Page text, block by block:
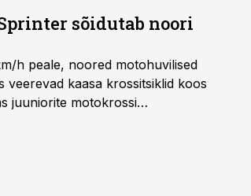
sõidutab noori
h peale, noored motohuvilised
veerevad kaasa krossitsiklid koos
juuniorite motokrossi